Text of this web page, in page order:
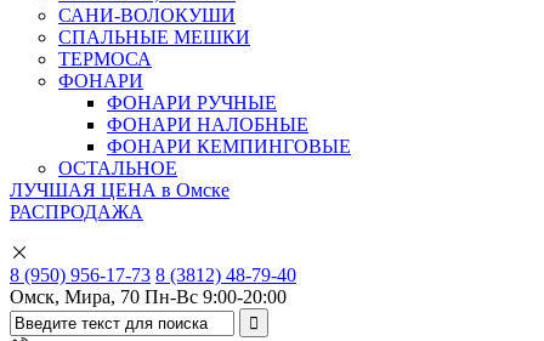
САНИ-ВОЛОКУШИ
СПАЛЬНЫЕ МЕШКИ
ТЕРМОСА
ФОНАРИ
ФОНАРИ РУЧНЫЕ
ФОНАРИ НАЛОБНЫЕ
ФОНАРИ КЕМПИНГОВЫЕ
ОСТАЛЬНОЕ
ЛУЧШАЯ ЦЕНА в Омске
РАСПРОДАЖА
8 (950) 956-17-73 8 (3812) 48-79-40
Омск, Мира, 70 Пн-Вс 9:00-20:00